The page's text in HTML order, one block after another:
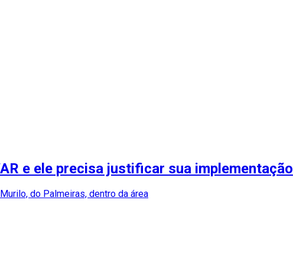
e ele precisa justificar sua implementação
do Palmeiras, dentro da área